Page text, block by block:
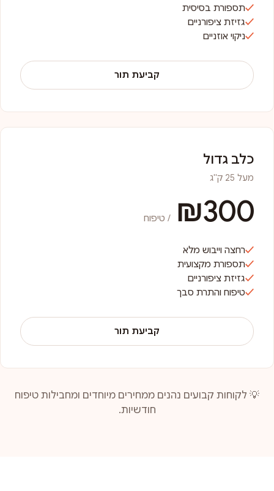
תספורת בסיסית
גזיזת ציפורניים
ניקוי אוזניים
קביעת תור
כלב גדול
מעל 25 ק"ג
₪300 / טיפוח
רחצה וייבוש מלא
תספורת מקצועית
גזיזת ציפורניים
טיפוח והתרת סבך
קביעת תור
💡 לקוחות קבועים נהנים ממחירים מיוחדים ומחבילות טיפוח
חודשיות.